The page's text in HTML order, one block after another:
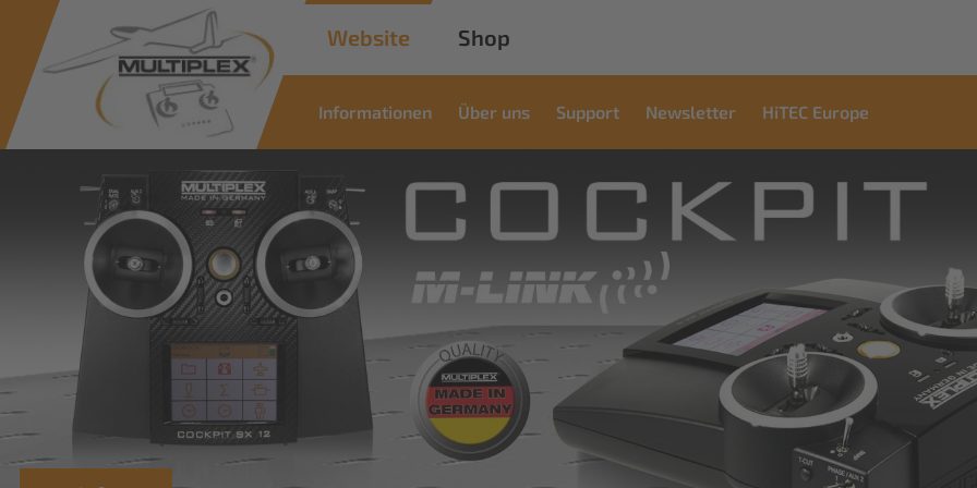
Website Shop
Informationen Über uns Support Newsletter HiTEC Europe
Commercial
Solutions
Innovative Lösungen für industrielle
Anwendungen
Mehr erfahren